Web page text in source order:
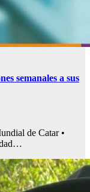
semanales a sus
de Catar •